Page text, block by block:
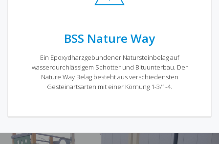
BSS Nature Way
Ein Epoxydharzgebundener Natursteinbelag auf
wasserdurchlässigem Schotter und Bituunterbau. Der
Nature Way Belag besteht aus verschiedensten
Gesteinartsarten mit einer Körnung 1-3/1-4.